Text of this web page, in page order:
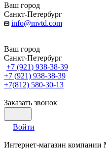
Ваш город
Санкт-Петербург
info@mvtd.com
Ваш город
Санкт-Петербург
+7 (921) 938-38-39
+7 (921) 938-38-39
+7(812) 580-30-13
Заказать звонок
Войти
Интернет-магазин компании